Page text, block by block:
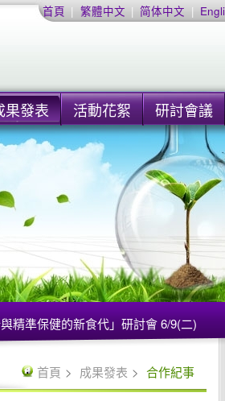
首頁 | 繁體中文 | 简体中文 |
果發表 活動花絮 研討會議
精準保健的新食代」研討會 6/9(二)
首頁 成果發表 合作紀事